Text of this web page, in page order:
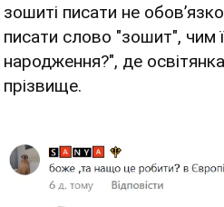
зошиті писати не
писати слово "зошит", чим
народження?", де
прізвище.